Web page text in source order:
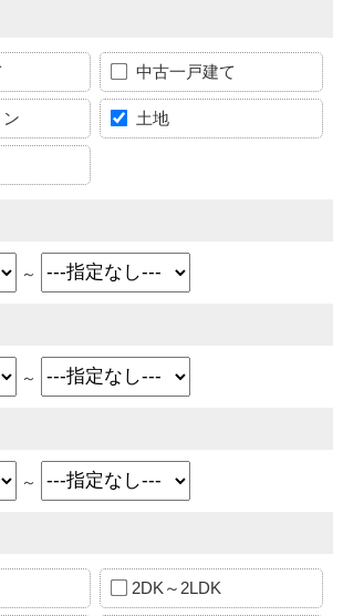
中古一戸建て
土地
～
～
～
2DK～2LDK